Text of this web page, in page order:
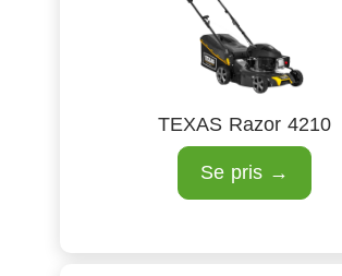
TEXAS Razor 4210
Se pris →